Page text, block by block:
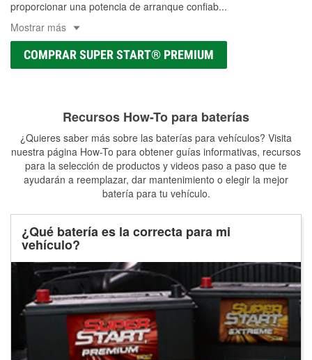
proporcionar una potencia de arranque confiab...
Mostrar más
COMPRAR SUPER START® PREMIUM
Recursos How-To para baterías
¿Quieres saber más sobre las baterías para vehículos? Visita
nuestra página How-To para obtener guías informativas, recursos
para la selección de productos y videos paso a paso que te
ayudarán a reemplazar, dar mantenimiento o elegir la mejor
batería para tu vehículo.
¿Qué batería es la correcta para mi
vehículo?